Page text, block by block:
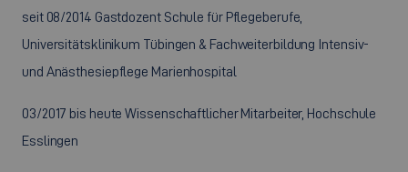
seit 08/2014 Gastdozent Schule für Pflegeberufe,
Universitätsklinikum Tübingen & Fachweiterbildung Intensiv-
und Anästhesiepflege Marienhospital
03/2017 bis heute Wissenschaftlicher Mitarbeiter, Hochschule
Esslingen